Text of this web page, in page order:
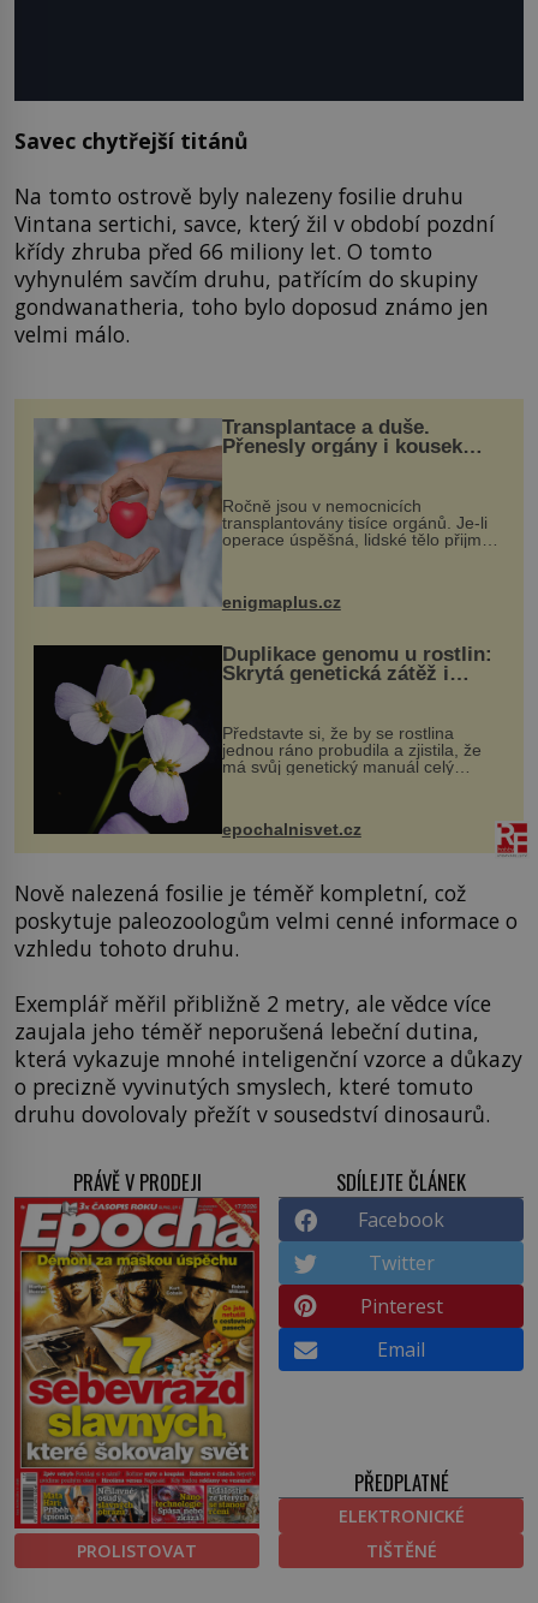
Savec chytřejší titánů
Na tomto ostrově byly nalezeny fosilie druhu
Vintana sertichi, savce, který žil v období pozdní
křídy zhruba před 66 miliony let. O tomto
vyhynulém savčím druhu, patřícím do skupiny
gondwanatheria, toho bylo doposud známo jen
velmi málo.
Transplantace a duše.
Přenesly orgány i kousek
Ročně jsou v nemocnicích
transplantovány tisíce orgánů. Je-li
operace úspěšná, lidské tělo přijme
enigmaplus.cz
Duplikace genomu u rostlin:
Skrytá genetická zátěž i
Představte si, že by se rostlina
jednou ráno probudila a zjistila, že
má svůj genetický manuál celý
vstupenka...
epochalnisvet.cz
Nově nalezená fosilie je téměř kompletní, což
poskytuje paleozoologům velmi cenné informace o
vzhledu tohoto druhu.
Exemplář měřil přibližně 2 metry, ale vědce více
zaujala jeho téměř neporušená lebeční dutina,
která vykazuje mnohé inteligenční vzorce a důkazy
o precizně vyvinutých smyslech, které tomuto
druhu dovolovaly přežít v sousedství dinosaurů.
PRÁVĚ V PRODEJI
PROLISTOVAT
SDÍLEJTE ČLÁNEK
Facebook
Twitter
Pinterest
Email
PŘEDPLATNÉ
ELEKTRONICKÉ
TIŠTĚNÉ